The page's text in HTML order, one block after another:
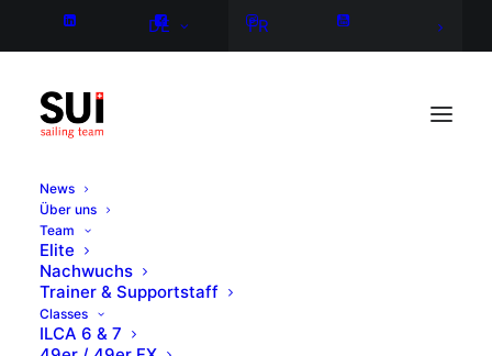
DE FR
News
Über uns
Team
Elite
Nachwuchs
Trainer & Supportstaff
Classes
ILCA 6 & 7